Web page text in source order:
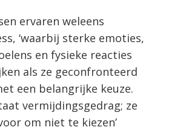
ervaren weleens
‘waarbij sterke emoties,
en fysieke reacties
als ze geconfronteerd
een belangrijke keuze.
vermijdingsgedrag; ze
om niet te kiezen’